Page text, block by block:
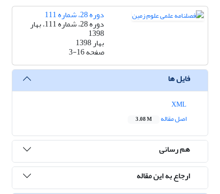
دوره 28، شماره 111
دوره 28، شماره 111، بهار
1398
بهار 1398
صفحه3-16
فایل ها
اصل مقاله
3.08 M
هم رسانی
ارجاع به این مقاله